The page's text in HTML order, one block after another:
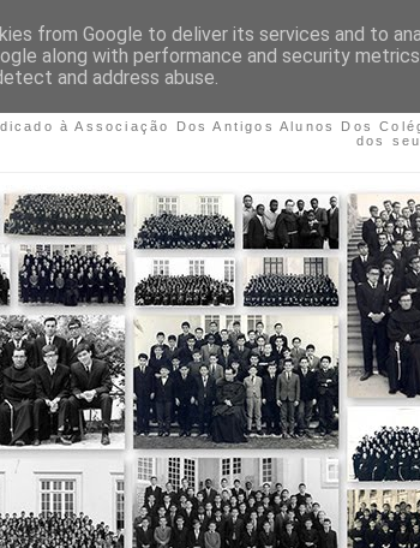
DOS
à Associação Dos Antigos Alunos Dos
dos
from Google to deliver its services and to
along with performance and security
and address abuse.